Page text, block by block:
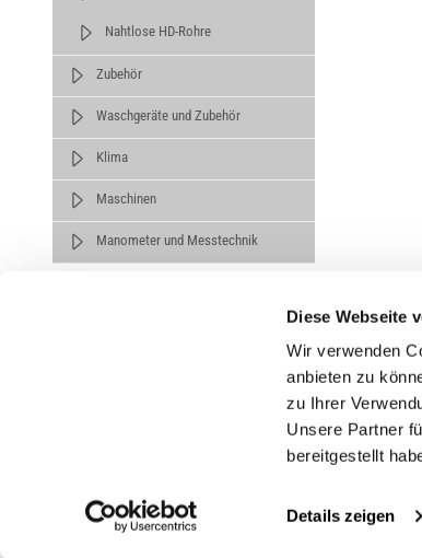
Diese Webseite
Wir verwenden
anbieten zu
zu Ihrer
Unsere Partner
bereitgestellt
Details zeigen
Nahtlose HD-Rohre
Zubehör
Waschgeräte und Zubehör
Klima
Maschinen
Manometer und Messtechnik